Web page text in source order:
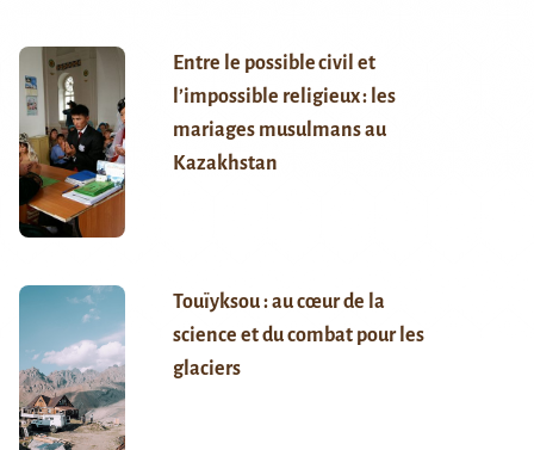
Entre le possible civil et
l’impossible religieux : les
mariages musulmans au
Kazakhstan
Touïyksou : au cœur de la
science et du combat pour les
glaciers